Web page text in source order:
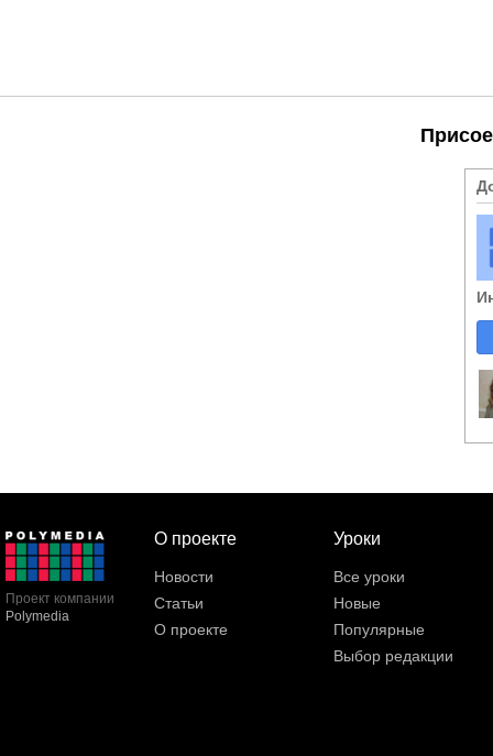
Проект компании
Polymedia
О проекте
Новости
Статьи
О проекте
Уроки
Все уроки
Новые
Популярные
Выбор редакции